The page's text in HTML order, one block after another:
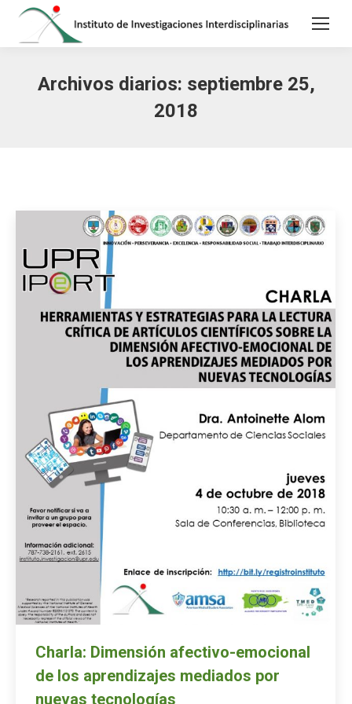
Archivos diarios: septiembre 25,
2018
Charla: Dimensión afectivo-emocional
de los aprendizajes mediados por
nuevas tecnologías